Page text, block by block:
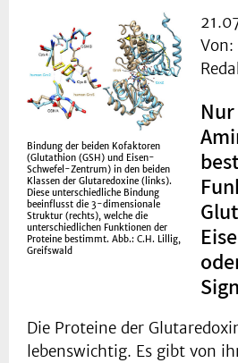
Bindung der beiden Kofaktoren
(Glutathion (GSH) und Eisen-
Schwefel-Zentrum) in den beiden
Klassen der Glutaredoxine (links).
Diese unterschiedliche Bindung
beeinflusst die 3-dimensionale
Struktur (rechts), welche die
unterschiedlichen Funktionen der
Proteine bestimmt. Abb.: C.H. Lillig,
Greifswald
Von:
Die Proteine der
lebenswichtig. Es gibt von